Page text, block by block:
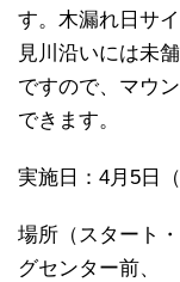
す。木漏れ日サ
見川沿いには未
ですので、マウ
できます。
実施日：4月5日（
場所（スタート
グセンター前、